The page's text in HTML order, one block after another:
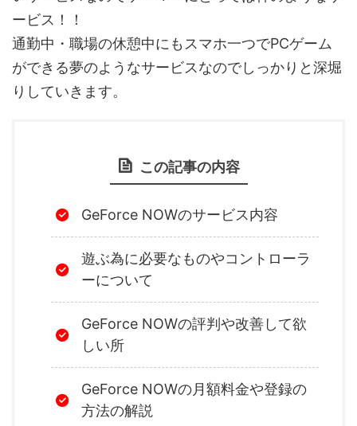
ービス！！
通勤中・職場の休憩中にもスマホ一つでPCゲーム
ができる夢のようなサービスなのでしっかりと深堀
りしていきます。
この記事の内容
GeForce NOWのサービス内容
遊ぶ為に必要なものやコントローラ
ーについて
GeForce NOWの評判や改善して欲
しい所
GeForce NOWの月額料金や登録の
方法の解説